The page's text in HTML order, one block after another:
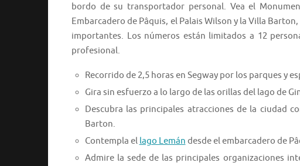
bordo de su transportador personal. Vea el
Embarcadero de Pâquis, el Palais Wilson y la Villa
importantes. Los números están limitados a 12
profesional.
Recorrido de 2,5 horas en Segway por los parques y
Gira sin esfuerzo a lo largo de las orillas del lago de
Descubra las principales atracciones de la ciudad
Barton.
Contempla el lago Lemán desde el embarcadero de
Admire la sede de las principales organizaciones